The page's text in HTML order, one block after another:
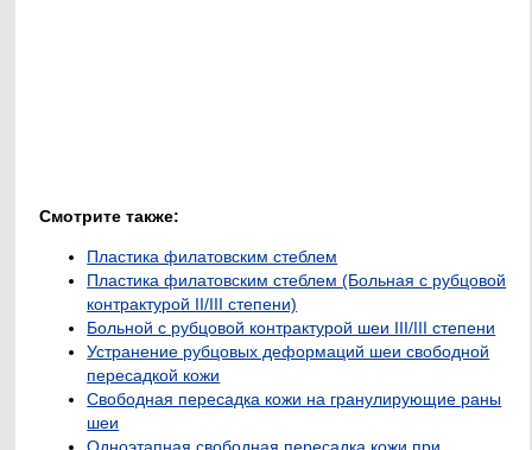
Смотрите также:
Пластика филатовским стеблем
Пластика филатовским стеблем (Больная с рубцовой
контрактурой II/III степени)
Больной с рубцовой контрактурой шеи III/III степени
Устранение рубцовых деформаций шеи свободной
пересадкой кожи
Свободная пересадка кожи на гранулирующие раны
шеи